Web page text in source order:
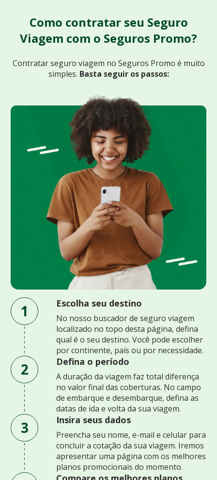
Como contratar seu Seguro
Viagem com o Seguros Promo?
Contratar seguro viagem no Seguros Promo é muito
simples. Basta seguir os passos:
1 Escolha seu destino
No nosso buscador de seguro viagem
localizado no topo desta página, defina
qual é o seu destino. Você pode escolher
por continente, país ou por necessidade.
2 Defina o período
A duração da viagem faz total diferença
no valor final das coberturas. No campo
de embarque e desembarque, defina as
datas de ida e volta da sua viagem.
3 Insira seus dados
Preencha seu nome, e-mail e celular para
concluir a cotação da sua viagem. Iremos
apresentar uma página com os melhores
planos promocionais do momento.